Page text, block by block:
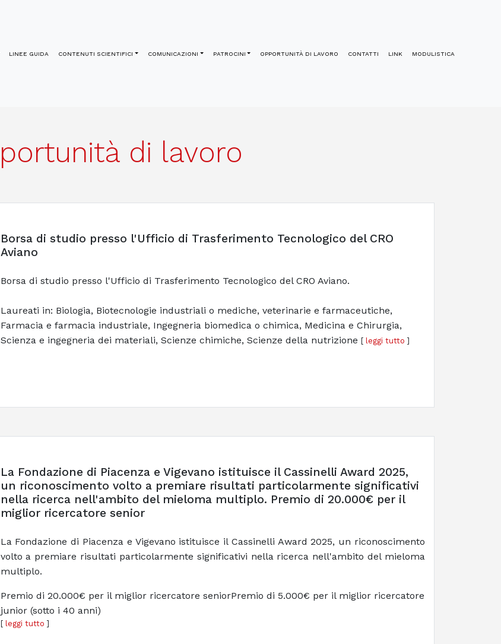
LINEE GUIDA CONTENUTI SCIENTIFICI COMUNICAZIONI PATROCINI OPPORTUNITÀ DI LAVORO CONTATTI LINK MODULISTICA
di lavoro
Borsa di studio presso l'Ufficio di Trasferimento Tecnologico del CRO
Aviano
Borsa di studio presso l'Ufficio di Trasferimento Tecnologico del CRO Aviano.
Laureati in: Biologia, Biotecnologie industriali o mediche, veterinarie e farmaceutiche,
Farmacia e farmacia industriale, Ingegneria biomedica o chimica, Medicina e Chirurgia,
Scienza e ingegneria dei materiali, Scienze chimiche, Scienze della nutrizione [ leggi tutto ]
La Fondazione di Piacenza e Vigevano istituisce il Cassinelli Award 2025,
un riconoscimento volto a premiare risultati particolarmente significativi
nella ricerca nell'ambito del mieloma multiplo. Premio di 20.000€ per il
miglior ricercatore senior
La Fondazione di Piacenza e Vigevano istituisce il Cassinelli Award 2025, un riconoscimento
volto a premiare risultati particolarmente significativi nella ricerca nell'ambito del mieloma
multiplo.
Premio di 20.000€ per il miglior ricercatore seniorPremio di 5.000€ per il miglior ricercatore
junior (sotto i 40 anni)
[ leggi tutto ]